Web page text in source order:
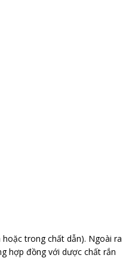
trong chất dẫn). Ngoài ra
hợp đồng với dược chất rắn